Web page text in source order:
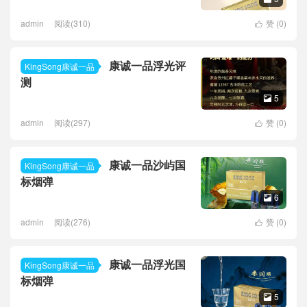
 赞 (0)
admin 阅读(310)
KingSong康诚一品
康诚一品浮光评
测
 5
 赞 (0)
admin 阅读(297)
KingSong康诚一品
康诚一品沙屿国
标烟弹
 6
 赞 (0)
admin 阅读(276)
KingSong康诚一品
康诚一品浮光国
标烟弹
 5